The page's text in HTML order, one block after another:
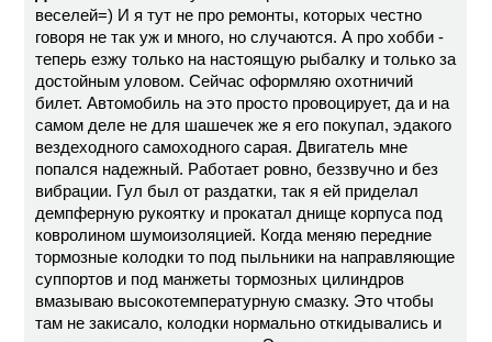
веселей=) И я тут не про ремонты, которых честно
говоря не так уж и много, но случаются. А про хобби -
теперь езжу только на настоящую рыбалку и только за
достойным уловом. Сейчас оформляю охотничий
билет. Автомобиль на это просто провоцирует, да и на
самом деле не для шашечек же я его покупал, эдакого
вездеходного самоходного сарая. Двигатель мне
попался надежный. Работает ровно, беззвучно и без
вибрации. Гул был от раздатки, так я ей приделал
демпферную рукоятку и прокатал днище корпуса под
ковролином шумоизоляцией. Когда меняю передние
тормозные колодки то под пыльники на направляющие
суппортов и под манжеты тормозных цилиндров
вмазываю высокотемпературную смазку. Это чтобы
там не закисало, колодки нормально откидывались и